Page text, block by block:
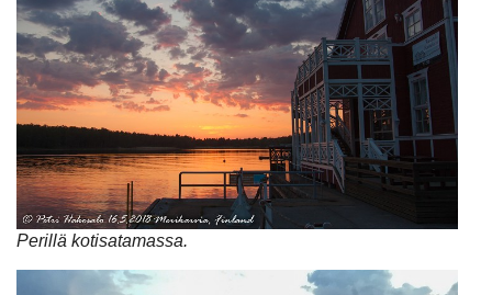
Perillä kotisatamassa.